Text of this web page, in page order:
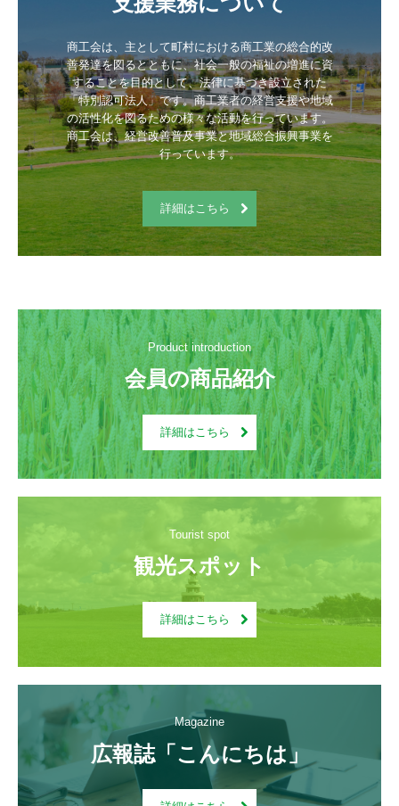
商工会は、主として町村における商工業の総合的改
善発達を図るとともに、社会一般の福祉の増進に資
することを目的として、法律に基づき設立された
「特別認可法人」です。商工業者の経営支援や地域
の活性化を図るための様々な活動を行っています。
商工会は、経営改善普及事業と地域総合振興事業を
行っています。
詳細はこちら
Product introduction
会員の商品紹介
詳細はこちら
Tourist spot
観光スポット
詳細はこちら
Magazine
広報誌「こんにちは」